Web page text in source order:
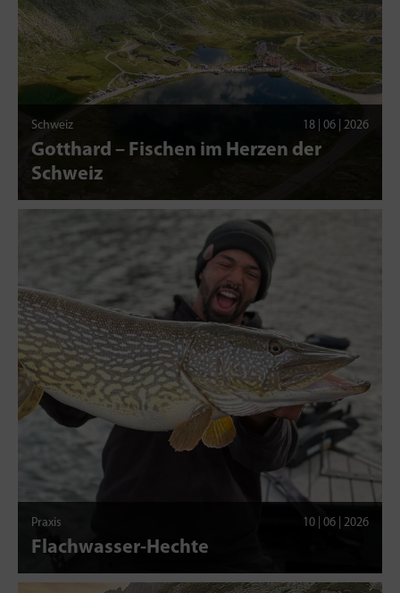
Schweiz 18 | 06 | 2026
Gotthard – Fischen im Herzen der
Schweiz
Praxis 10 | 06 | 2026
Flachwasser-Hechte